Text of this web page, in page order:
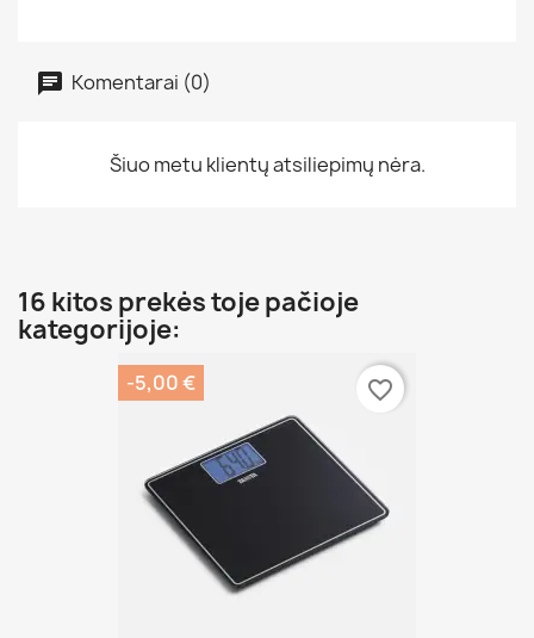
Komentarai (0)
Šiuo metu klientų atsiliepimų nėra.
16 kitos prekės toje pačioje
kategorijoje:
-5,00 € favorite_border